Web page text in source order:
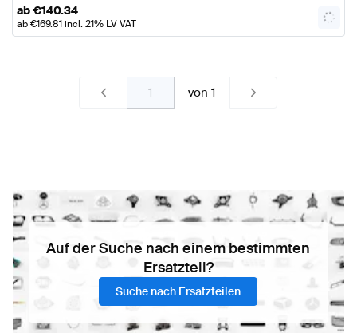
ab€140.34
ab€169.81incl. 21% LV VAT
von1
Auf der Suche nach einem bestimmten
Ersatzteil?
Suche nach Ersatzteilen